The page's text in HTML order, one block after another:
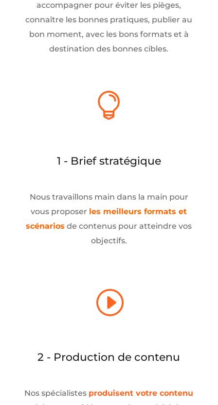
accompagner pour éviter les pièges,
connaître les bonnes pratiques, publier au
bon moment, avec les bons formats et à
destination des bonnes cibles.

1 - Brief stratégique
Nous travaillons main dans la main pour
vous proposer les meilleurs formats et
scénarios de contenus pour atteindre vos
objectifs.
I
2 - Production de contenu
Nos spécialistes produisent votre contenu